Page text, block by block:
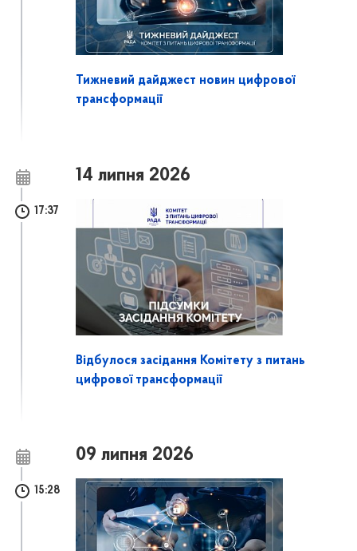
Тижневий дайджест новин цифрової
трансформації
14 липня 2026
17:37
Відбулося засідання Комітету з питань
цифрової трансформації
09 липня 2026
15:28